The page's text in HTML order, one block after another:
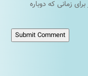
زمانی که دوباره
Submit Comment